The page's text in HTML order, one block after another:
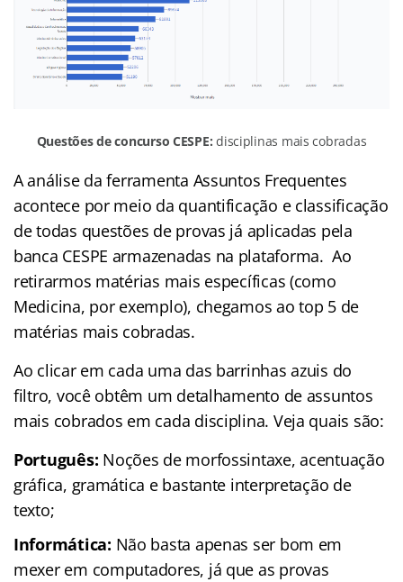
Questões de concurso CESPE: disciplinas mais cobradas
A análise da ferramenta Assuntos Frequentes
acontece por meio da quantificação e classificação
de todas questões de provas já aplicadas pela
banca CESPE armazenadas na plataforma. Ao
retirarmos matérias mais específicas (como
Medicina, por exemplo), chegamos ao top 5 de
matérias mais cobradas.
Ao clicar em cada uma das barrinhas azuis do
filtro, você obtêm um detalhamento de assuntos
mais cobrados em cada disciplina. Veja quais são:
Português: Noções de morfossintaxe, acentuação
gráfica, gramática e bastante interpretação de
texto;
Informática: Não basta apenas ser bom em
mexer em computadores, já que as provas